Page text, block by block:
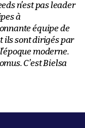
n’est pas leader
à
équipe de
ils sont dirigés par
moderne.
C’est Bielsa